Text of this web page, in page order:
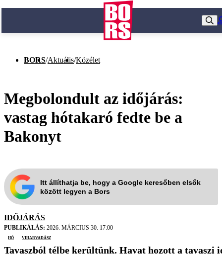
BORS/Aktuális/Közélet
Megbolondult az időjárás:
vastag hótakaró fedte be a
Bakonyt
Itt állíthatja be, hogy a Google keresőben elsők
között legyen a Bors
IDŐJÁRÁS
PUBLIKÁLÁS: 2026. MÁRCIUS 30. 17:00
hó
viharvadász
Tavaszból télbe kerültünk. Havat hozott a tavaszi